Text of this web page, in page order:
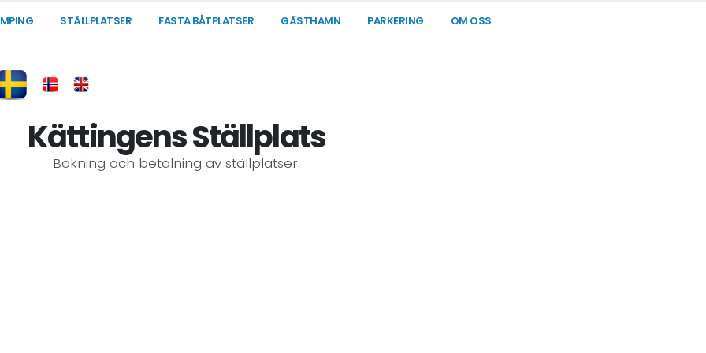
STÄLLPLATSER FASTA BÅTPLATSER GÄSTHAMN PARKERING OM OSS
Kättingens Ställplats
Bokning och betalning av ställplatser.